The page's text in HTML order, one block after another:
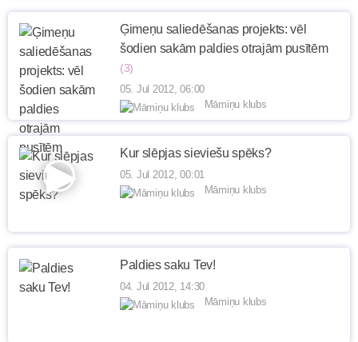
Ģimeņu saliedēšanas projekts: vēl
šodien sakām paldies otrajām pusītēm
(3)
05. Jul 2012, 06:00
Māmiņu klubs
Kur slēpjas sieviešu spēks?
05. Jul 2012, 00:01
Māmiņu klubs
Paldies saku Tev!
04. Jul 2012, 14:30
Māmiņu klubs